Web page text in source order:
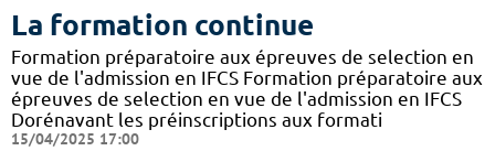
La formation continue
Formation préparatoire aux épreuves de selection en
vue de l'admission en IFCS Formation préparatoire aux
épreuves de selection en vue de l'admission en IFCS
Dorénavant les préinscriptions aux formati
15/04/2025 17:00